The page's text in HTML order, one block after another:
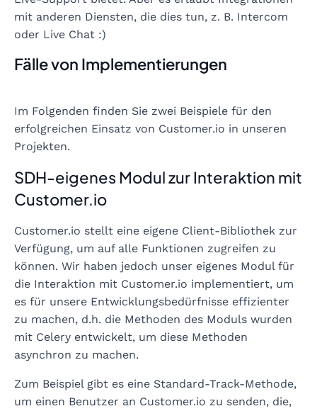
mit anderen Diensten, die dies tun, z. B. Intercom
oder Live Chat :)
Fälle von Implementierungen
Im Folgenden finden Sie zwei Beispiele für den
erfolgreichen Einsatz von Customer.io in unseren
Projekten.
SDH-eigenes Modul zur Interaktion mit
Customer.io
Customer.io stellt eine eigene Client-Bibliothek zur
Verfügung, um auf alle Funktionen zugreifen zu
können. Wir haben jedoch unser eigenes Modul für
die Interaktion mit Customer.io implementiert, um
es für unsere Entwicklungsbedürfnisse effizienter
zu machen, d.h. die Methoden des Moduls wurden
mit Celery entwickelt, um diese Methoden
asynchron zu machen.
Zum Beispiel gibt es eine Standard-Track-Methode,
um einen Benutzer an Customer.io zu senden, die,